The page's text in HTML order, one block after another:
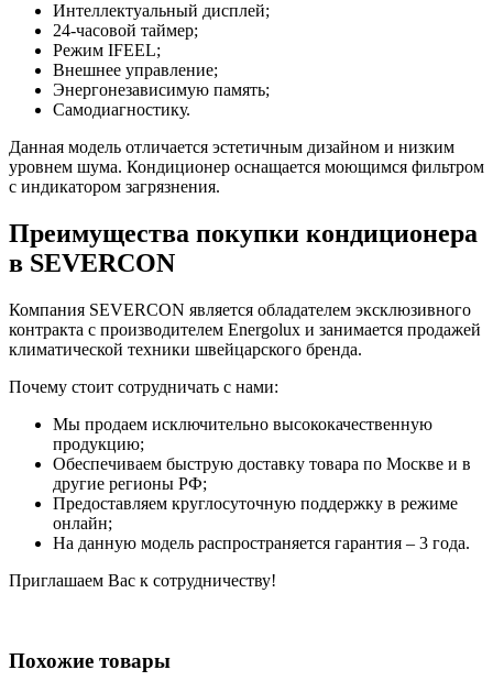
Интеллектуальный дисплей;
24-часовой таймер;
Режим IFEEL;
Внешнее управление;
Энергонезависимую память;
Самодиагностику.
Данная модель отличается эстетичным дизайном и низким
уровнем шума. Кондиционер оснащается моющимся фильтром
с индикатором загрязнения.
Преимущества покупки кондиционера
в SEVERCON
Компания SEVERCON является обладателем эксклюзивного
контракта с производителем Energolux и занимается продажей
климатической техники швейцарского бренда.
Почему стоит сотрудничать с нами:
Мы продаем исключительно высококачественную
продукцию;
Обеспечиваем быструю доставку товара по Москве и в
другие регионы РФ;
Предоставляем круглосуточную поддержку в режиме
онлайн;
На данную модель распространяется гарантия – 3 года.
Приглашаем Вас к сотрудничеству!
Похожие товары